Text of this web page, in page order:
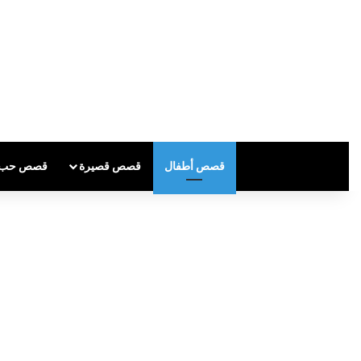
قصص أطفال قصص قصيرة قصص